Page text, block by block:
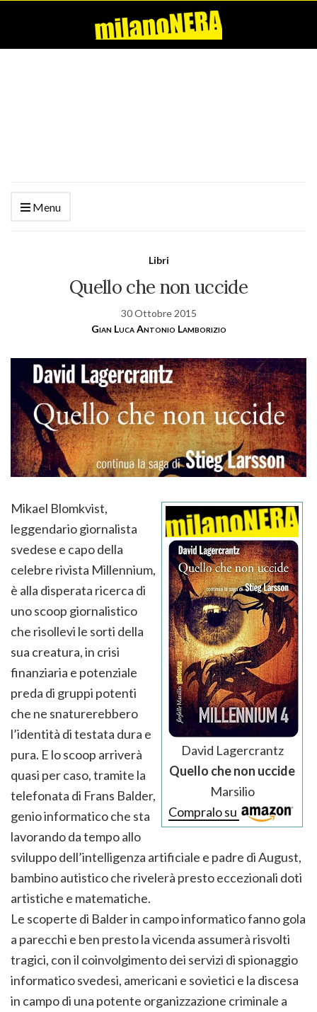
Menu
Libri
Quello che non uccide
30 Ottobre 2015
Gian Luca Antonio Lamborizio
David Lagercrantz
Quello che non uccide
Marsilio
Compralo su
Mikael Blomkvist,
leggendario giornalista
svedese e capo della
celebre rivista Millennium,
è alla disperata ricerca di
uno scoop giornalistico
che risollevi le sorti della
sua creatura, in crisi
finanziaria e potenziale
preda di gruppi potenti
che ne snaturerebbero
l’identità di testata dura e
pura. E lo scoop arriverà
quasi per caso, tramite la
telefonata di Frans Balder,
genio informatico che sta
lavorando da tempo allo
sviluppo dell’intelligenza artificiale e padre di August,
bambino autistico che rivelerà presto eccezionali doti
artistiche e matematiche.
Le scoperte di Balder in campo informatico fanno gola
a parecchi e ben presto la vicenda assumerà risvolti
tragici, con il coinvolgimento dei servizi di spionaggio
informatico svedesi, americani e sovietici e la discesa
in campo di una potente organizzazione criminale a